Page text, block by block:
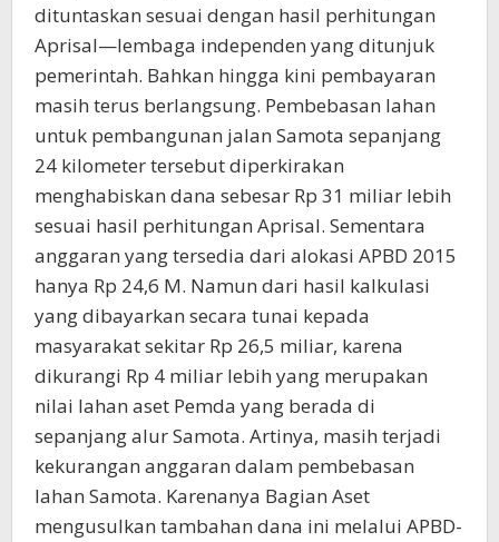
dituntaskan sesuai dengan hasil perhitungan
Aprisal—lembaga independen yang ditunjuk
pemerintah. Bahkan hingga kini pembayaran
masih terus berlangsung. Pembebasan lahan
untuk pembangunan jalan Samota sepanjang
24 kilometer tersebut diperkirakan
menghabiskan dana sebesar Rp 31 miliar lebih
sesuai hasil perhitungan Aprisal. Sementara
anggaran yang tersedia dari alokasi APBD 2015
hanya Rp 24,6 M. Namun dari hasil kalkulasi
yang dibayarkan secara tunai kepada
masyarakat sekitar Rp 26,5 miliar, karena
dikurangi Rp 4 miliar lebih yang merupakan
nilai lahan aset Pemda yang berada di
sepanjang alur Samota. Artinya, masih terjadi
kekurangan anggaran dalam pembebasan
lahan Samota. Karenanya Bagian Aset
mengusulkan tambahan dana ini melalui APBD-